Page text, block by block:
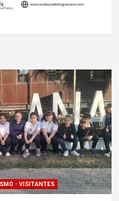
- VISITANTES